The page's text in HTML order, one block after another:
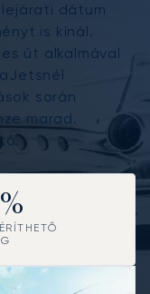
dátum
is kínál.
út alkalmával
során
marad.